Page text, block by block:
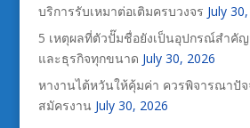
บริการรับเหมาต่อเติมครบวงจร July
5 เหตุผลที่ตัวปั๊มชื่อยังเป็นอุปกรณ์สำคั
และธุรกิจทุกขนาด July 30, 2026
หางานไต้หวันให้คุ้มค่า ควรพิจารณาปั
สมัครงาน July 30, 2026